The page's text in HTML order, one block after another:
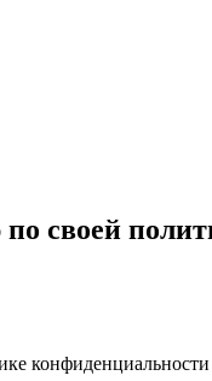
своей
конфиденциальности